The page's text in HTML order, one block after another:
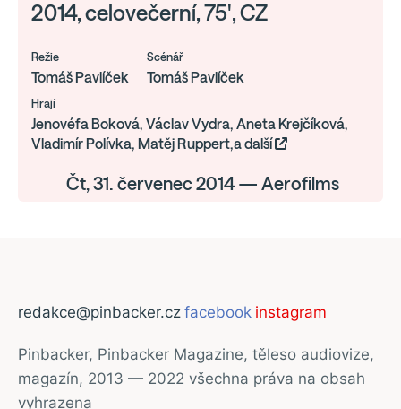
2014, celovečerní, 75', CZ
Režie
Tomáš Pavlíček
Scénář
Tomáš Pavlíček
Hrají
Jenovéfa Boková, Václav Vydra, Aneta Krejčíková,
Vladimír Polívka, Matěj Ruppert,a další
Čt, 31. červenec 2014 — Aerofilms
redakce@pinbacker.cz facebook instagram
Pinbacker, Pinbacker Magazine, těleso audiovize,
magazín, 2013 — 2022 všechna práva na obsah
vyhrazena